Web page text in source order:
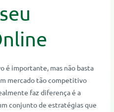
é importante, mas não basta
mercado tão competitivo
faz diferença é a
conjunto de estratégias que